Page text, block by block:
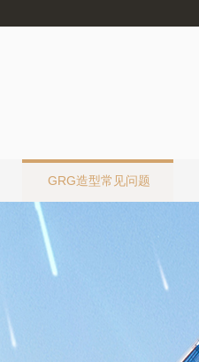
GRG造型常见问题